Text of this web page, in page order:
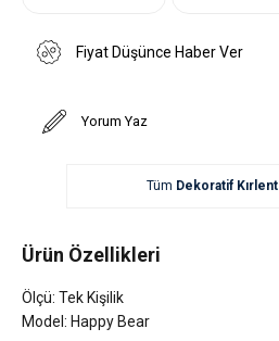
Fiyat Düşünce Haber Ver
Yorum Yaz
Tüm Dekoratif Kırlent
Ürün Özellikleri
Ölçü: Tek Kişilik
Model: Happy Bear